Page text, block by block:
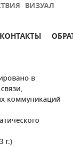
ВИЗУАЛ
КОНТАКТЫ
в
коммуникаций
г.)